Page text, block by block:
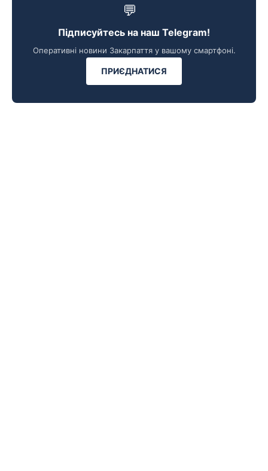
💬
Підписуйтесь на наш Telegram!
Оперативні новини Закарпаття у вашому смартфоні.
ПРИЄДНАТИСЯ